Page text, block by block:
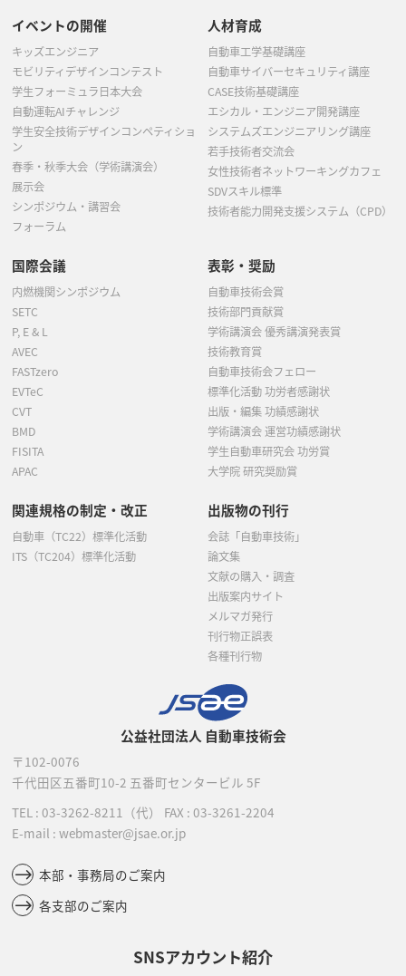
公益社団法人 自動車技術会
〒102-0076
千代田区五番町10-2 五番町センタービル 5F
TEL : 03-3262-8211 （代） FAX : 03-3261-2204
E-mail : webmaster@jsae.or.jp
本部・事務局のご案内
各支部のご案内
SNSアカウント紹介
イベントの開催
キッズエンジニア
モビリティデザインコンテスト
学生フォーミュラ日本大会
自動運転AIチャレンジ
学生安全技術デザインコンペティショ
ン
春季・秋季大会（学術講演会）
展示会
シンポジウム・講習会
フォーラム
人材育成
自動車工学基礎講座
自動車サイバーセキュリティ講座
CASE技術基礎講座
エシカル・エンジニア開発講座
システムズエンジニアリング講座
若手技術者交流会
女性技術者ネットワーキングカフェ
SDVスキル標準
技術者能力開発支援システム（CPD）
国際会議
内燃機関シンポジウム
SETC
P, E & L
AVEC
FASTzero
EVTeC
CVT
BMD
FISITA
APAC
表彰・奨励
自動車技術会賞
技術部門貢献賞
学術講演会 優秀講演発表賞
技術教育賞
自動車技術会フェロー
標準化活動 功労者感謝状
出版・編集 功績感謝状
学術講演会 運営功績感謝状
学生自動車研究会 功労賞
大学院 研究奨励賞
関連規格の制定・改正
自動車（TC22）標準化活動
ITS（TC204）標準化活動
出版物の刊行
会誌「自動車技術」
論文集
文献の購入・調査
出版案内サイト
メルマガ発行
刊行物正誤表
各種刊行物